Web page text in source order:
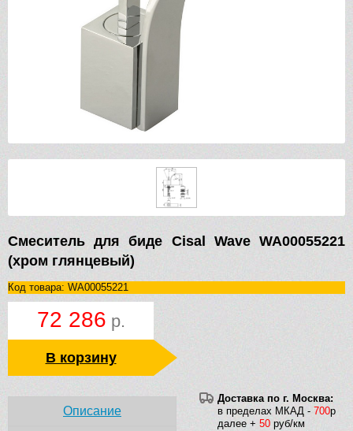
Смеситель для биде Cisal Wave WA00055221
(хром глянцевый)
Код товара: WA00055221
72 286 р.
В корзину
Доставка по г. Москва:
в пределах МКАД - 700р
далее + 50 руб/км
Описание